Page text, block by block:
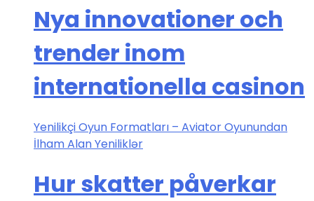
Nya innovationer och
trender inom
internationella casinon
Yenilikçi Oyun Formatları – Aviator Oyunundan
İlham Alan Yeniliklər
Hur skatter påverkar